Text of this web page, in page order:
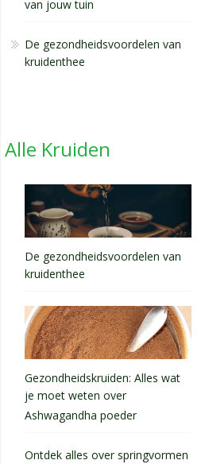
van jouw tuin
De gezondheidsvoordelen van
kruidenthee
Alle Kruiden
De gezondheidsvoordelen van
kruidenthee
Gezondheidskruiden: Alles wat
je moet weten over
Ashwagandha poeder
Ontdek alles over springvormen